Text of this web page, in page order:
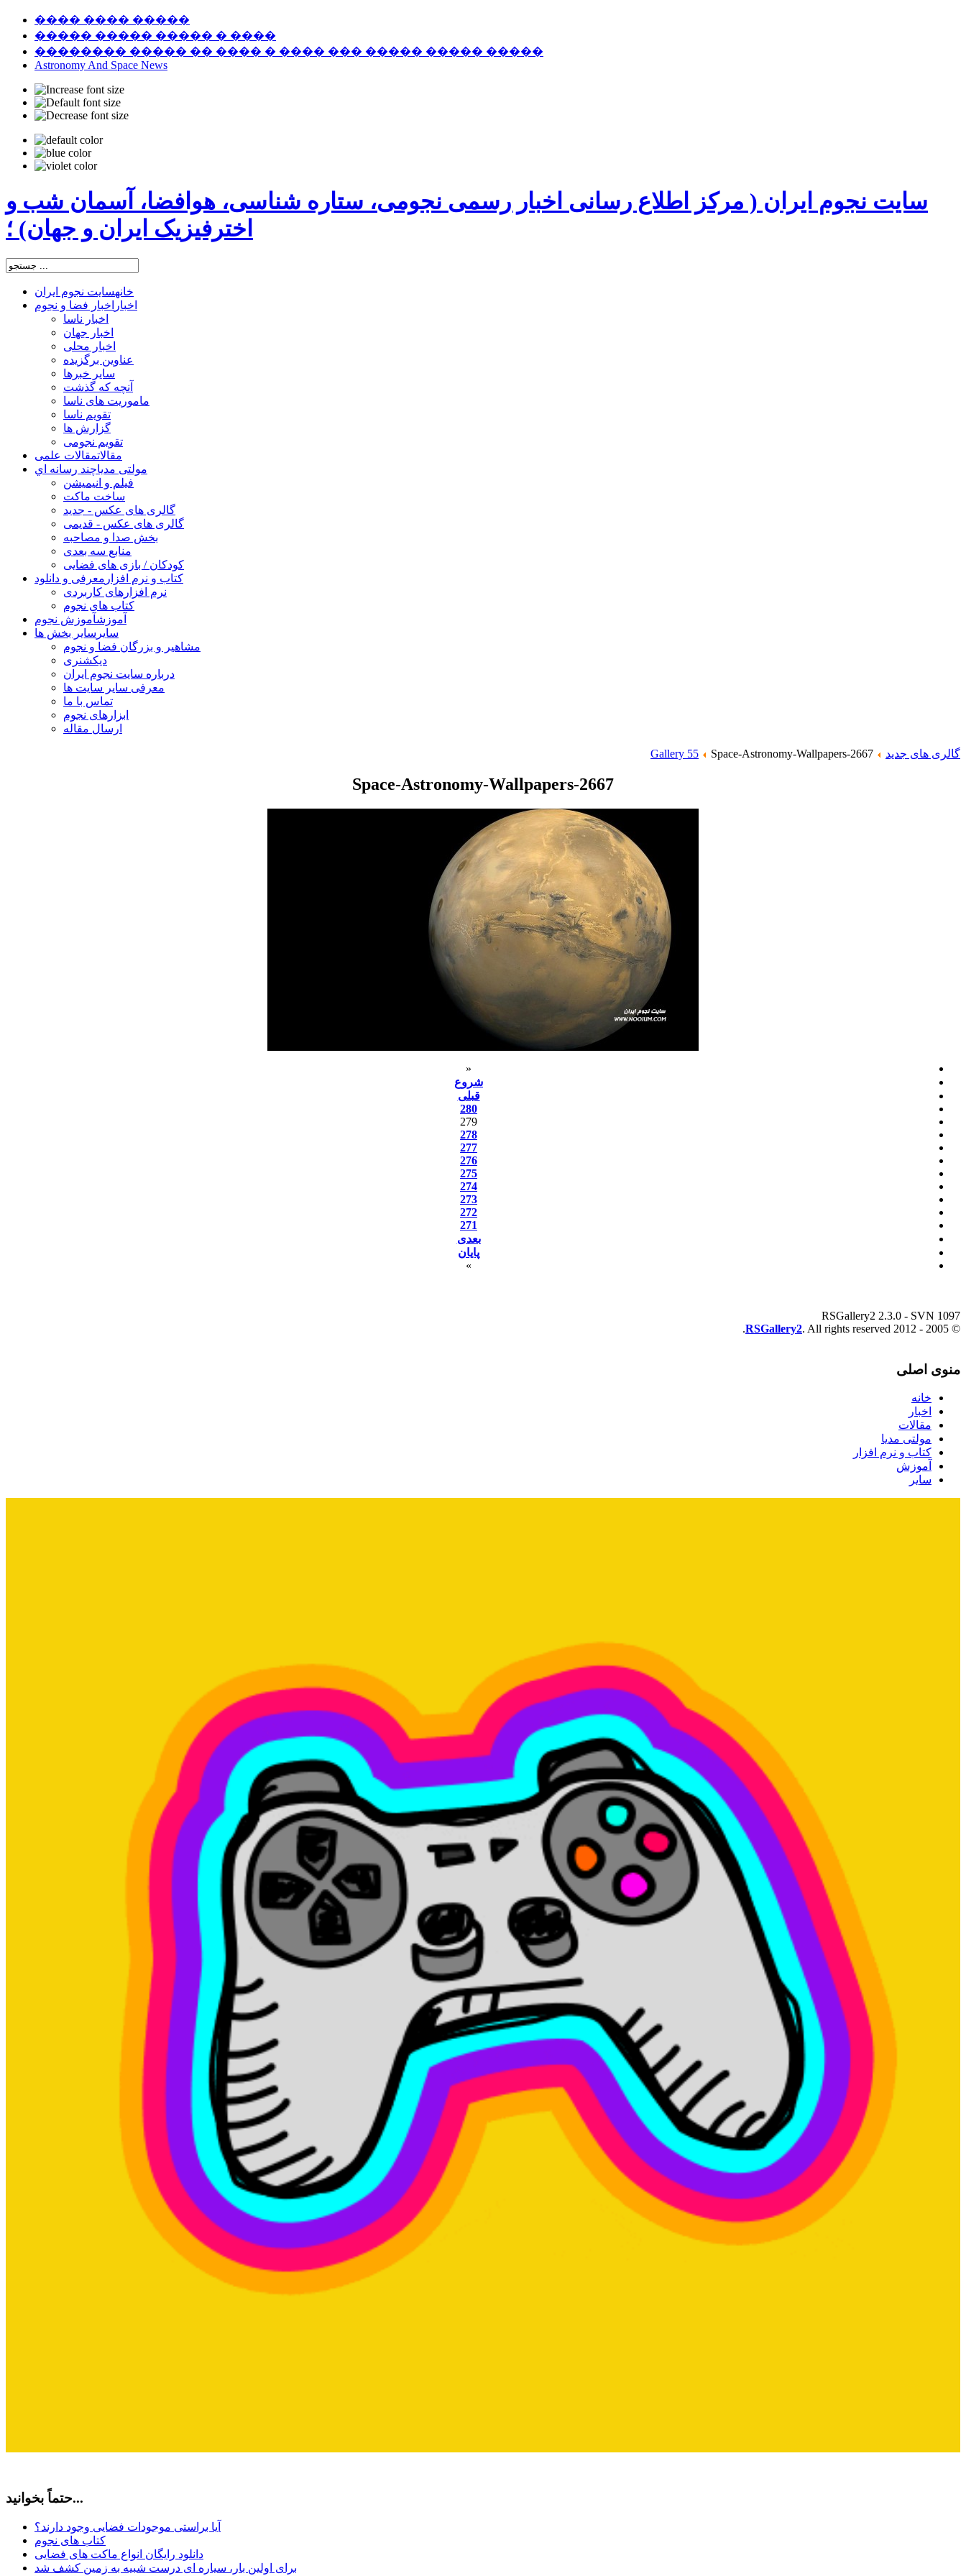
���� ���� �����
����� ����� ����� � ����
�������� ����� �� ���� � ���� ��� ����� ����� �����
Astronomy And Space News
سایت نجوم ایران ( مرکز اطلاع رسانی اخبار رسمی نجومی، ستاره شناسی، هوافضا، آسمان شب و
اخترفیزیک ایران و جهان) ؛
خانهسایت نجوم ایران
اخبار اخبار فضا و نجوم
اخبار ناسا
اخبار جهان
اخبار محلی
عناوین برگزیده
سایر خبرها
آنچه که گذشت
ماموریت های ناسا
تقویم ناسا
گزارش ها
تقویم نجومی
مقالاتمقالات علمی
مولتی مدیاچند رسانه اي
فیلم و انیمیشن
ساخت ماکت
گالری های عکس - جدید
گالری های عکس - قدیمی
بخش صدا و مصاحبه
منابع سه بعدی
کودکان / بازی های فضایی
کتاب و نرم افزار معرفی و دانلود
نرم افزارهای کاربردی
کتاب های نجوم
آموزشآموزش نجوم
سایر سایر بخش ها
مشاهیر و بزرگان فضا و نجوم
دیکشنری
درباره سایت نجوم ایران
معرفی سایر سایت ها
تماس با ما
ابزارهای نجوم
ارسال مقاله
گالری های جدید Gallery 55 Space-Astronomy-Wallpapers-2667
Space-Astronomy-Wallpapers-2667
«
شروع
قبلی
280
279
278
277
276
275
274
273
272
271
بعدی
پایان
»
RSGallery2 2.3.0 - SVN 1097
© 2005 - 2012
RSGallery2. All rights reserved.
منوی اصلی
خانه
اخبار
مقالات
مولتی مدیا
کتاب و نرم افزار
آموزش
سایر
حتماً بخوانید...
آیا براستی موجودات فضایی وجود دارند؟
کتاب های نجوم
دانلود رایگان انواع ماکت های فضایی
برای اولین بار، سیاره ای درست شبیه به زمین کشف شد